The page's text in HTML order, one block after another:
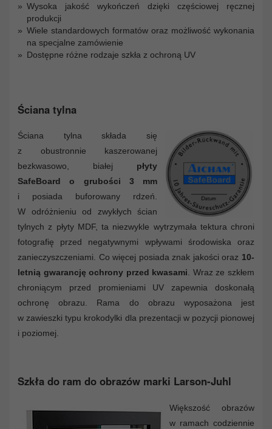
Wysoka jakość wykończeń dzięki częściowej ręcznej
produkcji
Wiele standardowych formatów oraz możliwość wykonania
na specjalne zamówienie
Dostępne różne rodzaje szkła z ochroną UV
Ściana tylna
Ściana tylna składa się
z obustronnie kaszerowanej
bezkwasowo, białej płyty
SafeBoard o grubości 3 mm
i posiada buforowany rdzeń.
W odróżnieniu od zwykłych ścian
tylnych z płyty MDF, ta niezwykle wytrzymała tektura chroni
fotografię przed negatywnymi wpływami środowiska oraz
zanieczyszczeniami. Co więcej posiada znak jakości oraz 10-
letnią gwarancję ochrony przed kwasami. Wraz ze szkłem
chroniącym przed promieniami UV zapewnia doskonałą
ochronę obrazu. Rama do obrazu wyposażona jest
w zawieszki typu krokodylki dla prezentacji w pozycji pionowej
i poziomej.
Szkła do ram do obrazów marki Larson-Juhl
Większość obrazów
w ramach codziennie